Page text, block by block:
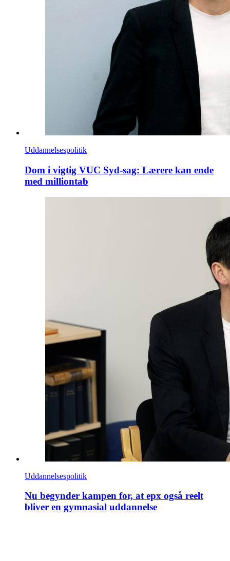
Uddannelsespolitik
Dom i vigtig VUC Syd-sag: Lærere kan ende
med milliontab
Uddannelsespolitik
Nu begynder kampen for, at epx også reelt
bliver en gymnasial uddannelse